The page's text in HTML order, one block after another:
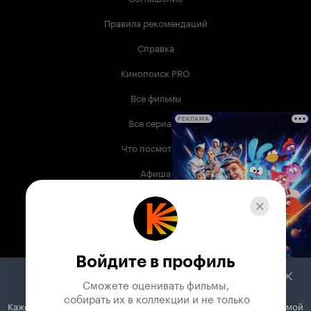
Правила рекомендаций
Справка
Кинопоиск PRO
Все фильмы
Все сериалы
Что посмотреть
Афиша
Музыка
Телепрограмма
Служба поддержки
РЕКЛАМА
Войдите в профиль
Сможете оценивать фильмы,
собирать их в коллекции и не только
Кажется, вы используете блокировщик рекламы. Вместе с рекламой